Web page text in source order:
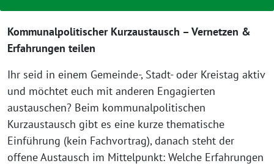
Kommunalpolitischer Kurzaustausch – Vernetzen &
Erfahrungen teilen
Ihr seid in einem Gemeinde-, Stadt- oder Kreistag aktiv
und möchtet euch mit anderen Engagierten
austauschen? Beim kommunalpolitischen
Kurzaustausch gibt es eine kurze thematische
Einführung (kein Fachvortrag), danach steht der
offene Austausch im Mittelpunkt: Welche Erfahrungen